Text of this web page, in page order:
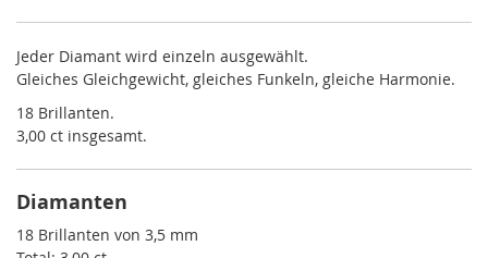
Jeder Diamant wird einzeln ausgewählt.
Gleiches Gleichgewicht, gleiches Funkeln, gleiche Harmonie.
18 Brillanten.
3,00 ct insgesamt.
Diamanten
18 Brillanten von 3,5 mm